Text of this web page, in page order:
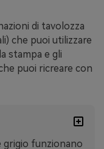
di tavolozza
che puoi utilizzare
stampa e gli
puoi ricreare con
grigio funzionano